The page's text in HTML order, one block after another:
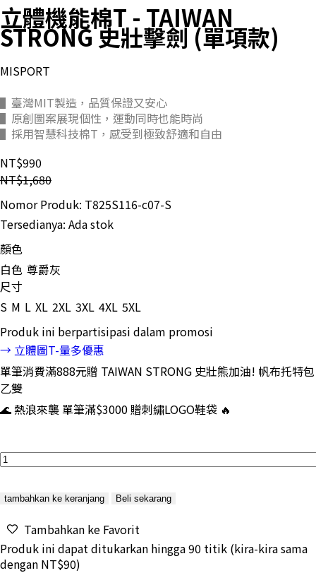
立體機能棉T - TAIWAN
STRONG 史壯擊劍 (單項款)
MISPORT
▌臺灣MIT製造，品質保證又安心
▌原創圖案展現個性，運動同時也能時尚
▌採用智慧科技棉T，感受到極致舒適和自由
NT$990
NT$1,680
Nomor Produk: T825S116-c07-S
Tersedianya: Ada stok
顏色
白色 尊爵灰
尺寸
S M L XL 2XL 3XL 4XL 5XL
Produk ini berpartisipasi dalam promosi
→ 立體圖T-量多優惠
單筆消費滿888元贈 TAIWAN STRONG 史壯熊加油! 帆布托特包
乙雙
🌊 熱浪來襲 單筆滿$3000 贈刺繡LOGO鞋袋 🔥
tambahkan ke keranjang Beli sekarang
Tambahkan ke Favorit
Produk ini dapat ditukarkan hingga90 titik (kira-kira sama
dengan NT$90)